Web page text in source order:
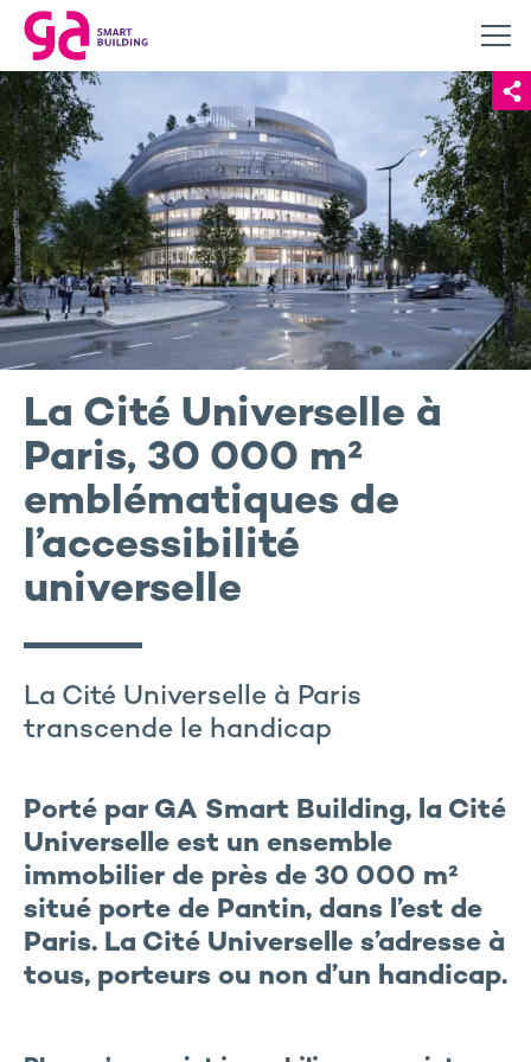
La Cité Universelle à
Paris, 30 000 m²
emblématiques de
l’accessibilité
universelle
La Cité Universelle à Paris
transcende le handicap
Porté par GA Smart Building, la Cité
Universelle est un ensemble
immobilier de près de 30 000 m²
situé porte de Pantin, dans l’est de
Paris. La Cité Universelle s’adresse à
tous, porteurs ou non d’un handicap.